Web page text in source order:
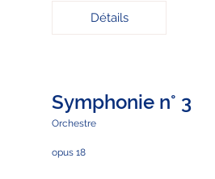
Détails
Symphonie n° 3
Orchestre
opus 18